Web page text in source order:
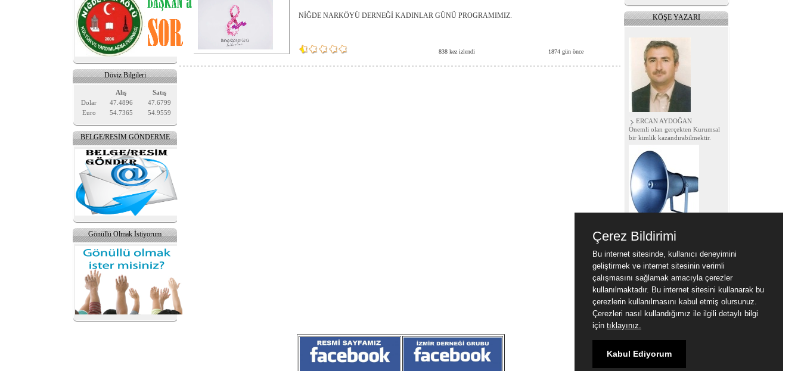
Döviz Bilgileri
Alış
Satış
Dolar
47.4896
47.6799
Euro
54.7365 54.9559
BELGE/RESİM GÖNDERME
Gönüllü Olmak İstiyorum
NİĞDE NARKÖYÜ DERNEĞİ KADINLAR GÜNÜ PROGRAMIMIZ.
838 kez izlendi 1874 gün önce
KÖŞE YAZARI
ERCAN AYDOĞAN
Önemli olan gerçekten Kurumsal
bir kimlik kazandırabilmektir.
Değerli Üyelerimiz web sitemize
Çerez Bildirimi
Bu internet sitesinde, kullanıcı deneyimini
geliştirmek ve internet sitesinin verimli
çalışmasını sağlamak amacıyla çerezler
kullanılmaktadır. Bu internet sitesini kullanarak bu
çerezlerin kullanılmasını kabul etmiş olursunuz.
Çerezleri nasıl kullandığımız ile ilgili detaylı bilgi
için tıklayınız.
Kabul Ediyorum